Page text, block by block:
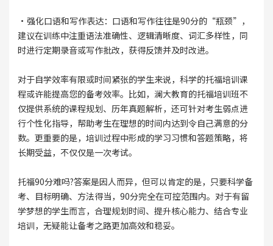
·强化口语和写作表达：口语和写作往往是90分的“瓶颈”，
建议在训练中注重语法准确性、逻辑清晰度、词汇多样性，同
时进行定期录音或写作批改，获得反馈并及时改进。
对于自学效率有限或时间紧张的学生来说，科学的托福培训课
程或许能提高您的备考效率。比如，澜大教育的托福培训班不
仅提供系统的课程规划、历年真题解析，还可针对考生弱点进
行个性化指导，帮助考生在理想的时间内达到令自己满意的分
数。更重要的是，培训过程中形成的学习习惯和答题策略，将
长期受益，不仅仅是一次考试。
托福90分难吗?答案是因人而异，但可以肯定的是，只要科学备
考、目标明确、方法得当，90分完全在可控范围内。对于有留
学梦想的学生而言，合理规划时间、提升核心能力、结合专业
培训，无疑能让备考之路更加高效和稳妥。